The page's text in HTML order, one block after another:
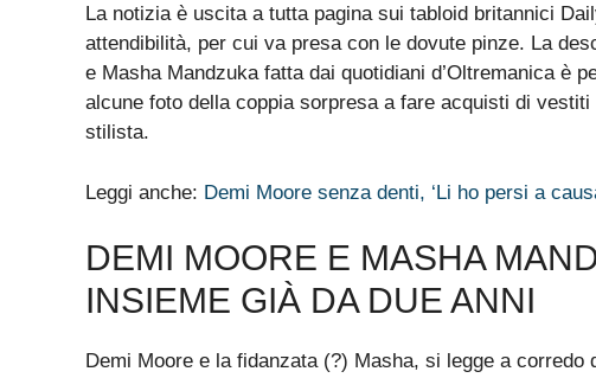
La notizia è uscita a tutta pagina sui tabloid britannici
attendibilità, per cui va presa con le dovute pinze. La
e Masha Mandzuka fatta dai quotidiani d’Oltremanica è
alcune foto della coppia sorpresa a fare acquisti di
stilista.
Leggi anche: Demi Moore senza denti, ‘Li ho persi a
DEMI MOORE E MASHA
INSIEME GIÀ DA DUE ANNI
Demi Moore e la fidanzata (?) Masha, si legge a